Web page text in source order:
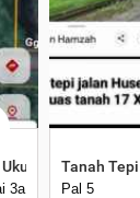
10x20.
3a
Tanah
Pal 5